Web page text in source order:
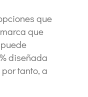
que
que
diseñada
tanto, a